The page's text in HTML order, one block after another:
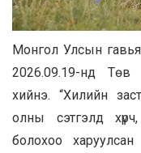
Монгол Улсын
2026.09.19-нд Төв
хийнэ. “Хилийн
олны сэтгэлд
болохоо